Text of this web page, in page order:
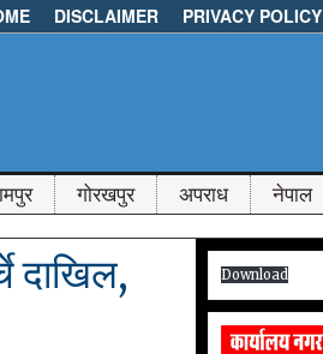
DISCLAIMER PRIVACY POLICY
गोरखपुर अपराध नेपाल
दाखिल,
Download